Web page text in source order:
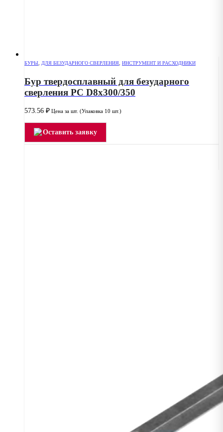
БУРЫ ДЛЯ БЕЗУДАРНОГО СВЕРЛЕНИЯ ИНСТРУМЕНТ И РАСХОДНИКИ
Бур твердосплавный для безударного
сверления PC D8x300/350
573.56 ₽ Цена за шт. (Упаковка 10 шт.)
Оставить заявку